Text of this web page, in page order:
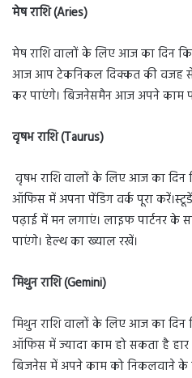
मेष राशि (Aries)
मेष राशि वालों के लिए आज का दिन
आज आप टेकनिकल दिक्कत की वजह से
कर पाएंगे। बिजनेसमैन आज अपने काम
वृषभ राशि (Taurus)
वृषभ राशि वालों के लिए आज का
ऑफिस में अपना पेंडिग वर्क पूरा
पढ़ाई में मन लगाएं। लाइफ पार्टनर के
पाएंगे। हेल्थ का ख्याल रखें।
मिथुन राशि (Gemini)
मिथुन राशि वालों के लिए आज का दिन
ऑफिस में ज्यादा काम हो सकता है
बिजनेस में अपने काम को निकलवाने के